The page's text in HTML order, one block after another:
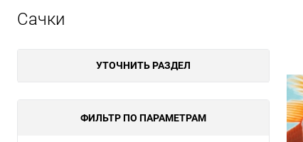
Сачки
УТОЧНИТЬ РАЗДЕЛ
ФИЛЬТР ПО ПАРАМЕТРАМ